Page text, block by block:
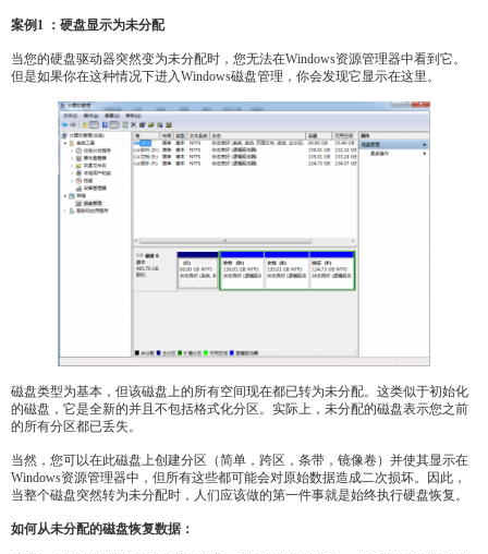
案例1 ：硬盘显示为未分配
当您的硬盘驱动器突然变为未分配时，您无法在Windows资源管理器中看到它。
但是如果你在这种情况下进入Windows磁盘管理，你会发现它显示在这里。
磁盘类型为基本，但该磁盘上的所有空间现在都已转为未分配。这类似于初始化
的磁盘，它是全新的并且不包括格式化分区。实际上，未分配的磁盘表示您之前
的所有分区都已丢失。
当然，您可以在此磁盘上创建分区（简单，跨区，条带，镜像卷）并使其显示在
Windows资源管理器中，但所有这些都可能会对原始数据造成二次损坏。因此，
当整个磁盘突然转为未分配时，人们应该做的第一件事就是始终执行硬盘恢复。
如何从未分配的磁盘恢复数据：